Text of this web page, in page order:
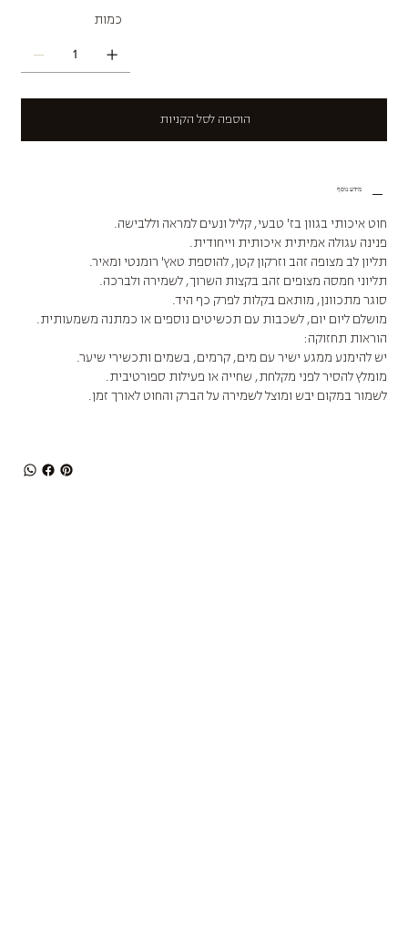
כמות
הוספה לסל הקניות
מידע נוסף
חוט איכותי בגוון בז' טבעי, קליל ונעים למראה וללבישה.
פנינה עגולה אמיתית איכותית וייחודית.
תליון לב מצופה זהב וזרקון קטן, להוספת טאץ' רומנטי ומאיר.
תליוני חמסה מצופים זהב בקצות השרוך, לשמירה ולברכה.
סוגר מתכוונן, מותאם בקלות לפרק כף היד.
מושלם ליום יום, לשכבות עם תכשיטים נוספים או כמתנה משמעותית.
הוראות תחזוקה:
יש להימנע ממגע ישיר עם מים, קרמים, בשמים ותכשירי שיער.
מומלץ להסיר לפני מקלחת, שחייה או פעילות ספורטיבית.
לשמור במקום יבש ומוצל לשמירה על הברק והחוט לאורך זמן.